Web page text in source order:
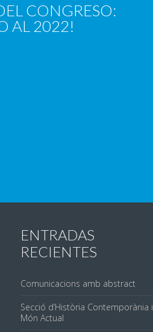
CONGRESO:
AL 2022!
ENTRADAS
RECIENTES
Comunicacions amb abstract
Secció d’Història Contemporània i
Món Actual